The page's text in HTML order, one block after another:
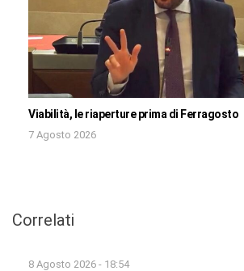
Viabilità, le riaperture prima di Ferragosto
7 Agosto 2026
Correlati
8 Agosto 2026 - 18:54